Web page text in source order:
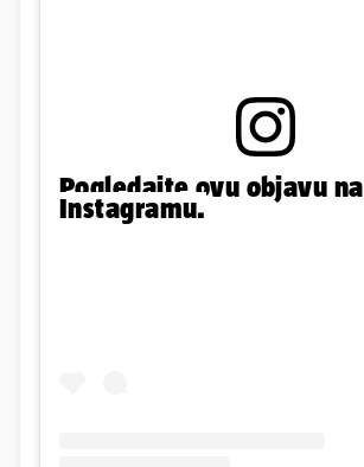
Pogledajte ovu objavu na
Instagramu.